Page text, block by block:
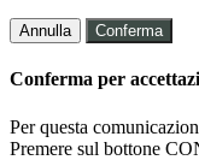
Annulla Conferma
Conferma per
Per questa
Premere sul bottone